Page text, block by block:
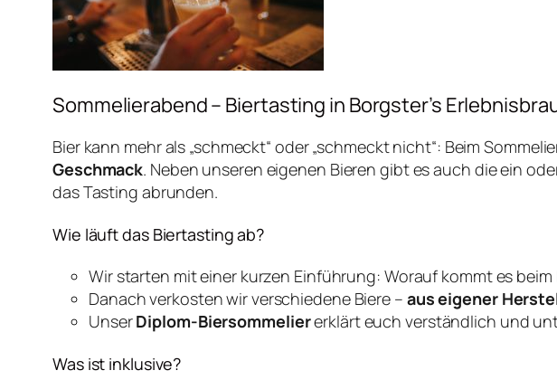
Sommelierabend – Biertasting in Borgster’s
Bier kann mehr als „schmeckt“ oder „schmeckt nicht“: Beim
Geschmack. Neben unseren eigenen Bieren gibt es auch die ein
das Tasting abrunden.
Wie läuft das Biertasting ab?
Wir starten mit einer kurzen Einführung: Worauf kommt es
Danach verkosten wir verschiedene Biere – aus eigener
UnserDiplom-Biersommeliererklärt euch verständlich und
Was ist inklusive?